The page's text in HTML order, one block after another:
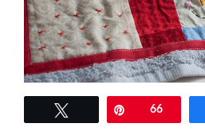
Puedes ver uno de mis
Pin66